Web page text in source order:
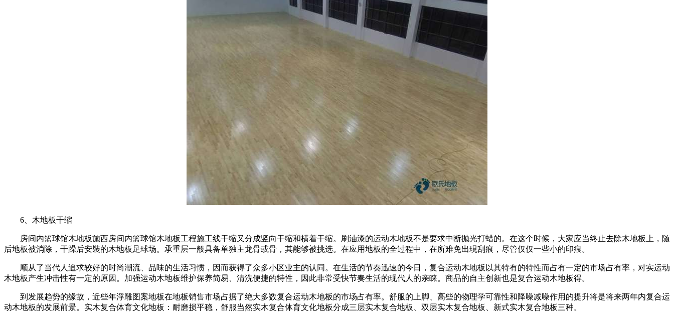
6、木地板干缩
房间内篮球馆木地板施西房间内篮球馆木地板工程施工线干缩又分成竖向干缩和横着干缩。刷油漆的运动木地板不是要求中断抛光打蜡的。在这个时候，大家应当终止去除木地板上，随
后地板被消除，干躁后安裝的木地板足球场。承重层一般具备单独主龙骨或骨，其能够被挑选。在应用地板的全过程中，在所难免出現刮痕，尽管仅仅一些小的印痕。
顺从了当代人追求较好的时尚潮流、品味的生活习惯，因而获得了众多小区业主的认同。在生活的节奏迅速的今日，复合运动木地板以其特有的特性而占有一定的市场占有率，对实运动
木地板产生冲击性有一定的原因。加强运动木地板维护保养简易、清洗便捷的特性，因此非常受快节奏生活的现代人的亲睐。商品的自主创新也是复合运动木地板得。
到发展趋势的缘故，近些年浮雕图案地板在地板销售市场占据了绝大多数复合运动木地板的市场占有率。舒服的上脚、高些的物理学可靠性和降噪减噪作用的提升将是将来两年内复合运
动木地板的发展前景。实木复合体育文化地板：耐磨损平稳，舒服当然实木复合体育文化地板分成三层实木复合地板、双层实木复合地板、新式实木复合地板三种。